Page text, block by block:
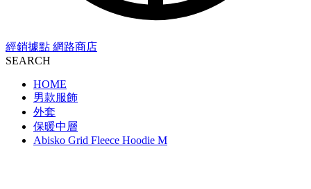
經銷據點 網路商店
SEARCH
HOME
男款服飾
外套
保暖中層
Abisko Grid Fleece Hoodie M